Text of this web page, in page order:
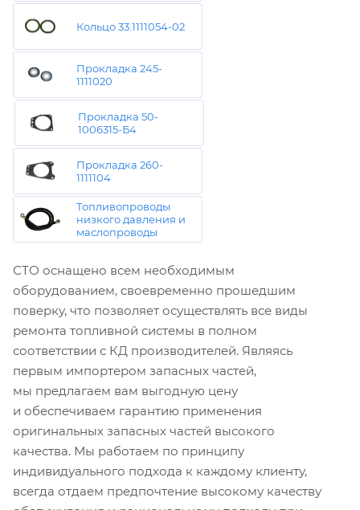
Кольцо 33.1111054-02
Прокладка 245-
1111020
Прокладка 50-
1006315-Б4
Прокладка 260-
1111104
Топливопроводы
низкого давления и
маслопроводы
СТО оснащено всем необходимым
оборудованием, своевременно прошедшим
поверку, что позволяет осуществлять все виды
ремонта топливной системы в полном
соответствии с КД производителей. Являясь
первым импортером запасных частей,
мы предлагаем вам выгодную цену
и обеспечиваем гарантию применения
оригинальных запасных частей высокого
качества. Мы работаем по принципу
индивидуального подхода к каждому клиенту,
всегда отдаем предпочтение высокому качеству